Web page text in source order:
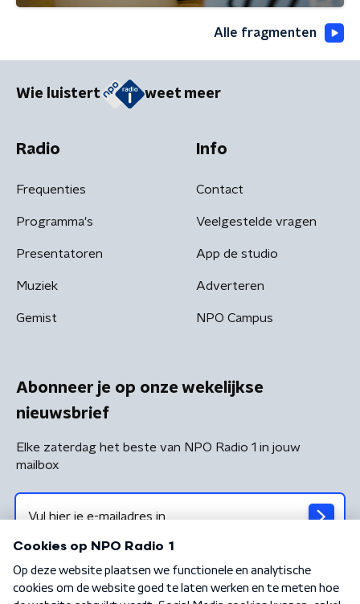
Alle fragmenten
Wie luistert weet meer
Radio
Frequenties
Programma's
Presentatoren
Muziek
Gemist
Info
Contact
Veelgestelde vragen
App de studio
Adverteren
NPO Campus
Abonneer je op onze wekelijkse
nieuwsbrief
Elke zaterdag het beste van NPO Radio 1 in jouw
mailbox